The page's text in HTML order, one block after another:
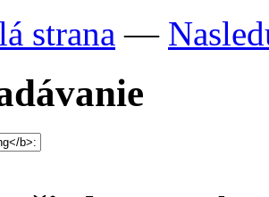
strana —